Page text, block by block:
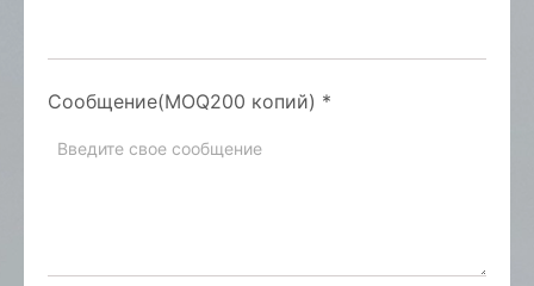
Сообщение(MOQ200 копий) *